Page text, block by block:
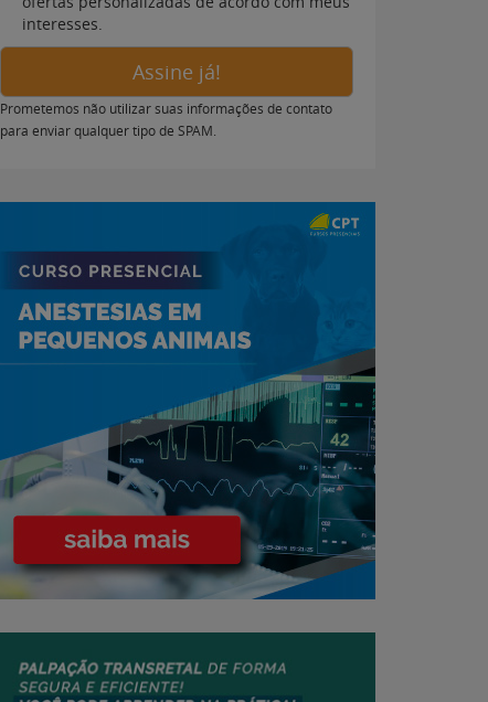
interesses.
Assine já!
Prometemos não utilizar suas informações de contato
para enviar qualquer tipo de SPAM.